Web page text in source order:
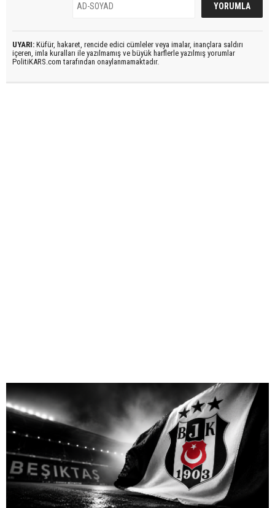
UYARI: Küfür, hakaret, rencide edici cümleler veya imalar, inançlara saldırı
içeren, imla kuralları ile yazılmamış ve büyük harflerle yazılmış yorumlar
PolitiKARS.com tarafından onaylanmamaktadır.